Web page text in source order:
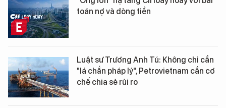
toán nợ và dòng tiền
Luật sư Trương Anh Tú: Không chỉ cần
"lá chắn pháp lý", Petrovietnam cần cơ
chế chia sẻ rủi ro